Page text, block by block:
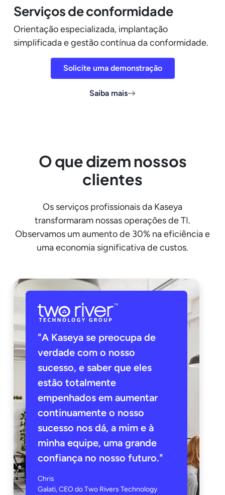
Serviços de conformidade
Orientação especializada, implantação
simplificada e gestão contínua da conformidade.
Solicite uma demonstração
Saiba mais
O que dizem nossos
clientes
Os serviços profissionais da Kaseya
transformaram nossas operações de TI.
Observamos um aumento de 30% na eficiência e
uma economia significativa de custos.
"A Kaseya se preocupa de
verdade com o nosso
sucesso, e saber que eles
estão totalmente
empenhados em aumentar
continuamente o nosso
sucesso nos dá, a mim e à
minha equipe, uma grande
confiança no nosso futuro."
Chris
Galati, CEO do Two Rivers Technology